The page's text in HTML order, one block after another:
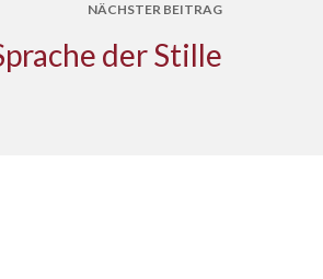
NÄCHSTER BEITRAG
der Stille